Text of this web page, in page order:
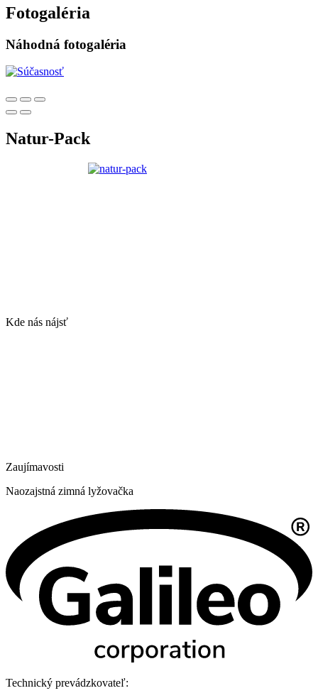
Fotogaléria
Náhodná fotogaléria
Natur-Pack
Kde nás nájsť
Zaujímavosti
Naozajstná zimná lyžovačka
Technický prevádzkovateľ: